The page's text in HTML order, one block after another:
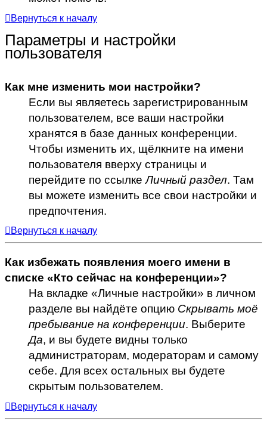
Вернуться к началу
Параметры и настройки
пользователя
Как мне изменить мои настройки?
Если вы являетесь зарегистрированным
пользователем, все ваши настройки
хранятся в базе данных конференции.
Чтобы изменить их, щёлкните на имени
пользователя вверху страницы и
перейдите по ссылкеЛичный раздел. Там
вы можете изменить все свои настройки и
предпочтения.
Вернуться к началу
Как избежать появления моего имени в
списке «Кто сейчас на конференции»?
На вкладке «Личные настройки» в личном
разделе вы найдёте опцию Скрывать моё
пребывание на конференции. Выберите
Да, и вы будете видны только
администраторам, модераторам и самому
себе. Для всех остальных вы будете
скрытым пользователем.
Вернуться к началу